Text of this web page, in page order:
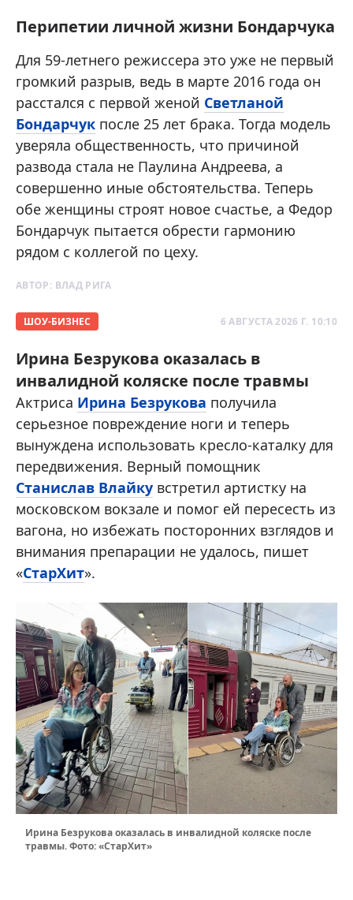
Перипетии личной жизни Бондарчука
Для 59-летнего режиссера это уже не первый
громкий разрыв, ведь в марте 2016 года он
расстался с первой женой Светланой
Бондарчук после 25 лет брака. Тогда модель
уверяла общественность, что причиной
развода стала не Паулина Андреева, а
совершенно иные обстоятельства. Теперь
обе женщины строят новое счастье, а Федор
Бондарчук пытается обрести гармонию
рядом с коллегой по цеху.
АВТОР: ВЛАД РИГА
ШОУ-БИЗНЕС 6 АВГУСТА 2026 Г. 10:10
Ирина Безрукова оказалась в
инвалидной коляске после травмы
Актриса Ирина Безрукова получила
серьезное повреждение ноги и теперь
вынуждена использовать кресло-каталку для
передвижения. Верный помощник
Станислав Влайку встретил артистку на
московском вокзале и помог ей пересесть из
вагона, но избежать посторонних взглядов и
внимания препарации не удалось, пишет
«СтарХит».
Ирина Безрукова оказалась в инвалидной коляске после
травмы. Фото: «СтарХит»